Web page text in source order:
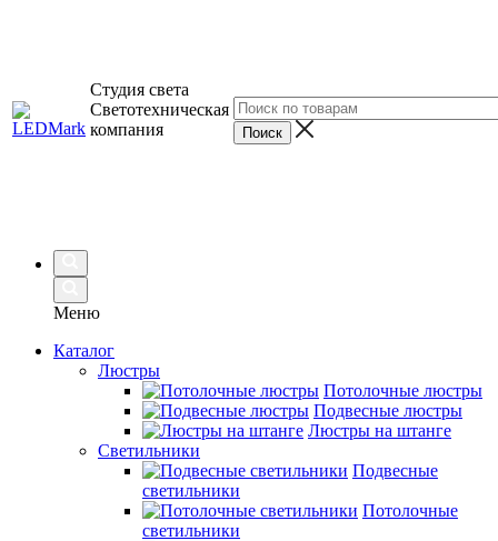
Студия света
Светотехническая
компания
Меню
Каталог
Люстры
Потолочные люстры
Подвесные люстры
Люстры на штанге
Светильники
Подвесные
светильники
Потолочные
светильники